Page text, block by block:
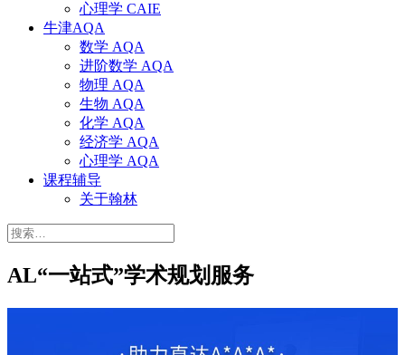
心理学 CAIE
牛津AQA
数学 AQA
进阶数学 AQA
物理 AQA
生物 AQA
化学 AQA
经济学 AQA
心理学 AQA
课程辅导
关于翰林
搜
AL“一站式”学术规划服务